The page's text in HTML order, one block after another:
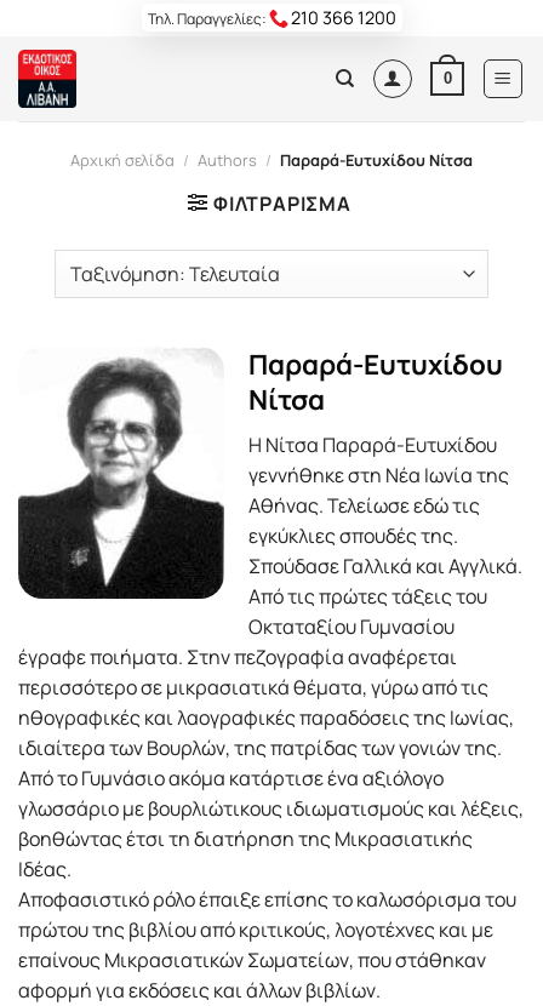
content
Τηλ. Παραγγελίες: 210 366 1200
0
Αρχική σελίδα / Authors / Παραρά-Ευτυχίδου Νίτσα
ΦΙΛΤΡΆΡΙΣΜΑ
Παραρά-Ευτυχίδου
Νίτσα
Η Νίτσα Παραρά-Ευτυχίδου
γεννήθηκε στη Νέα Ιωνία της
Αθήνας. Τελείωσε εδώ τις
εγκύκλιες σπουδές της.
Σπούδασε Γαλλικά και Αγγλικά.
Από τις πρώτες τάξεις του
Οκταταξίου Γυμνασίου
έγραφε ποιήματα. Στην πεζογραφία αναφέρεται
περισσότερο σε μικρασιατικά θέματα, γύρω από τις
ηθογραφικές και λαογραφικές παραδόσεις της Ιωνίας,
ιδιαίτερα των Βουρλών, της πατρίδας των γονιών της.
Από το Γυμνάσιο ακόμα κατάρτισε ένα αξιόλογο
γλωσσάριο με βουρλιώτικους ιδιωματισμούς και λέξεις,
βοηθώντας έτσι τη διατήρηση της Μικρασιατικής
Ιδέας.
Αποφασιστικό ρόλο έπαιξε επίσης το καλωσόρισμα του
πρώτου της βιβλίου από κριτικούς, λογοτέχνες και με
επαίνους Μικρασιατικών Σωματείων, που στάθηκαν
αφορμή για εκδόσεις και άλλων βιβλίων.